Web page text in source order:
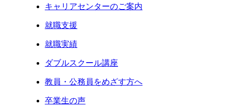
キャリアセンターのご案内
就職支援
就職実績
ダブルスクール講座
教員・公務員をめざす方へ
卒業生の声